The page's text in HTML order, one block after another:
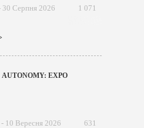
Серпня 2026
1 071
AUTONOMY: EXPO
10 Вересня 2026
631